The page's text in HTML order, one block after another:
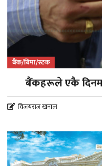
बैंक/बिमा/स्टक
बैंकहरूले एकै
विजयराज खनाल